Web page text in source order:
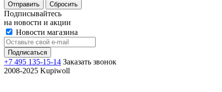
Отправить Сбросить
Подписывайтесь
на новости и акции
Новости магазина
+7 495 135-15-14 Заказать звонок
2008-2025 Kupiwoll